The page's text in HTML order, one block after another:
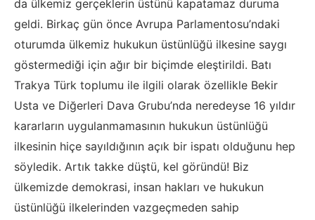
da ülkemiz gerçeklerin üstünü kapatamaz duruma
geldi. Birkaç gün önce Avrupa Parlamentosu’ndaki
oturumda ülkemiz hukukun üstünlüğü ilkesine saygı
göstermediği için ağır bir biçimde eleştirildi. Batı
Trakya Türk toplumu ile ilgili olarak özellikle Bekir
Usta ve Diğerleri Dava Grubu’nda neredeyse 16 yıldır
kararların uygulanmamasının hukukun üstünlüğü
ilkesinin hiçe sayıldığının açık bir ispatı olduğunu hep
söyledik. Artık takke düştü, kel göründü! Biz
ülkemizde demokrasi, insan hakları ve hukukun
üstünlüğü ilkelerinden vazgeçmeden sahip